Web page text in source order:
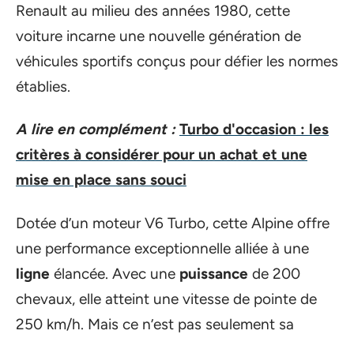
Renault au milieu des années 1980, cette
voiture incarne une nouvelle génération de
véhicules sportifs conçus pour défier les normes
établies.
A lire en complément : Turbo d'occasion : les
critères à considérer pour un achat et une
mise en place sans souci
Dotée d’un moteur V6 Turbo, cette Alpine offre
une performance exceptionnelle alliée à une
ligne élancée. Avec une puissance de 200
chevaux, elle atteint une vitesse de pointe de
250 km/h. Mais ce n’est pas seulement sa